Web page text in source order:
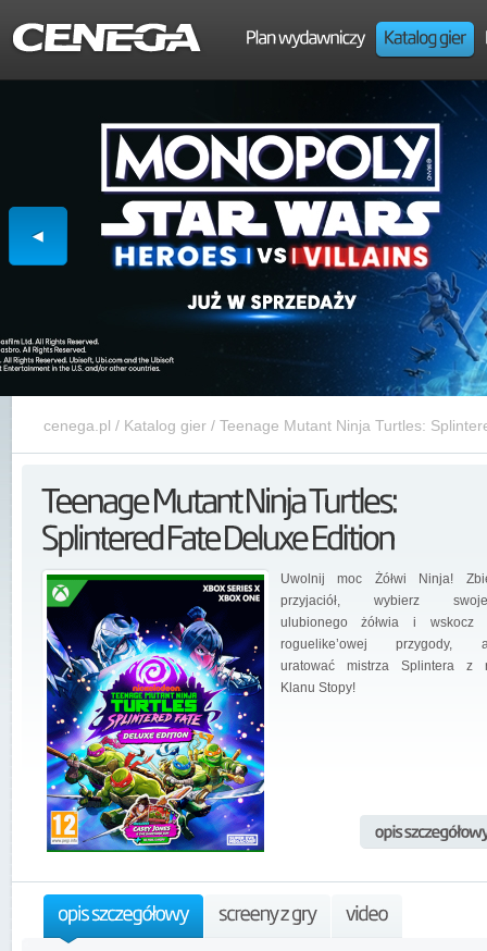
cenega.pl / Katalog gier/ Teenage Mutant Ninja Turtles:
Uwolnij moc Żółwi Ninja!
przyjaciół, wybierz
ulubionego żółwia i wskocz
roguelike’owej przygody,
uratować mistrza Splintera z
Klanu Stopy!